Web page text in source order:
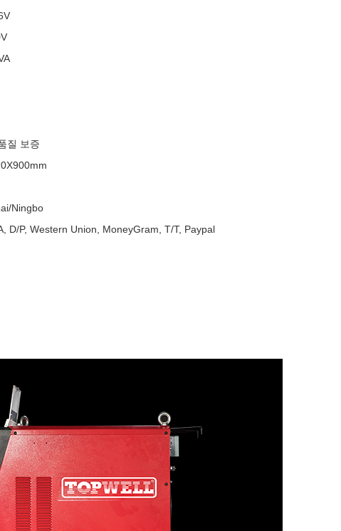
질 보증
Ningbo
D/P, Western Union, MoneyGram, T/T, Paypal